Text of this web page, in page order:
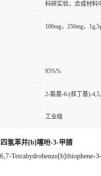
科研实验，合成材料
100mg，250mg，
95%%
2-氨基-6-(叔丁基)-
工业级
氢苯并[b]噻吩-3-甲腈
Tetrahydrobenzo[b]thiophene-